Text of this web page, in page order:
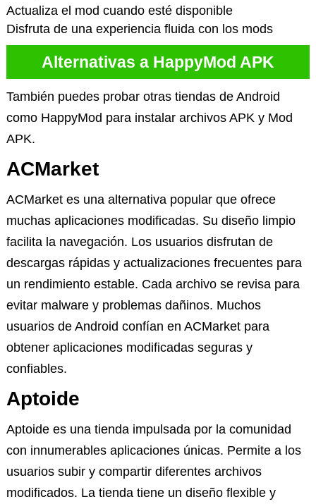
Actualiza el mod cuando esté disponible
Disfruta de una experiencia fluida con los mods
Alternativas a HappyMod APK
También puedes probar otras tiendas de Android
como HappyMod para instalar archivos APK y Mod
APK.
ACMarket
ACMarket es una alternativa popular que ofrece
muchas aplicaciones modificadas. Su diseño limpio
facilita la navegación. Los usuarios disfrutan de
descargas rápidas y actualizaciones frecuentes para
un rendimiento estable. Cada archivo se revisa para
evitar malware y problemas dañinos. Muchos
usuarios de Android confían en ACMarket para
obtener aplicaciones modificadas seguras y
confiables.
Aptoide
Aptoide es una tienda impulsada por la comunidad
con innumerables aplicaciones únicas. Permite a los
usuarios subir y compartir diferentes archivos
modificados. La tienda tiene un diseño flexible y